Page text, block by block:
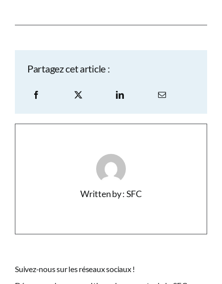
Suivez-nous sur les réseaux sociaux !
Partagez cet article :
Written by : SFC